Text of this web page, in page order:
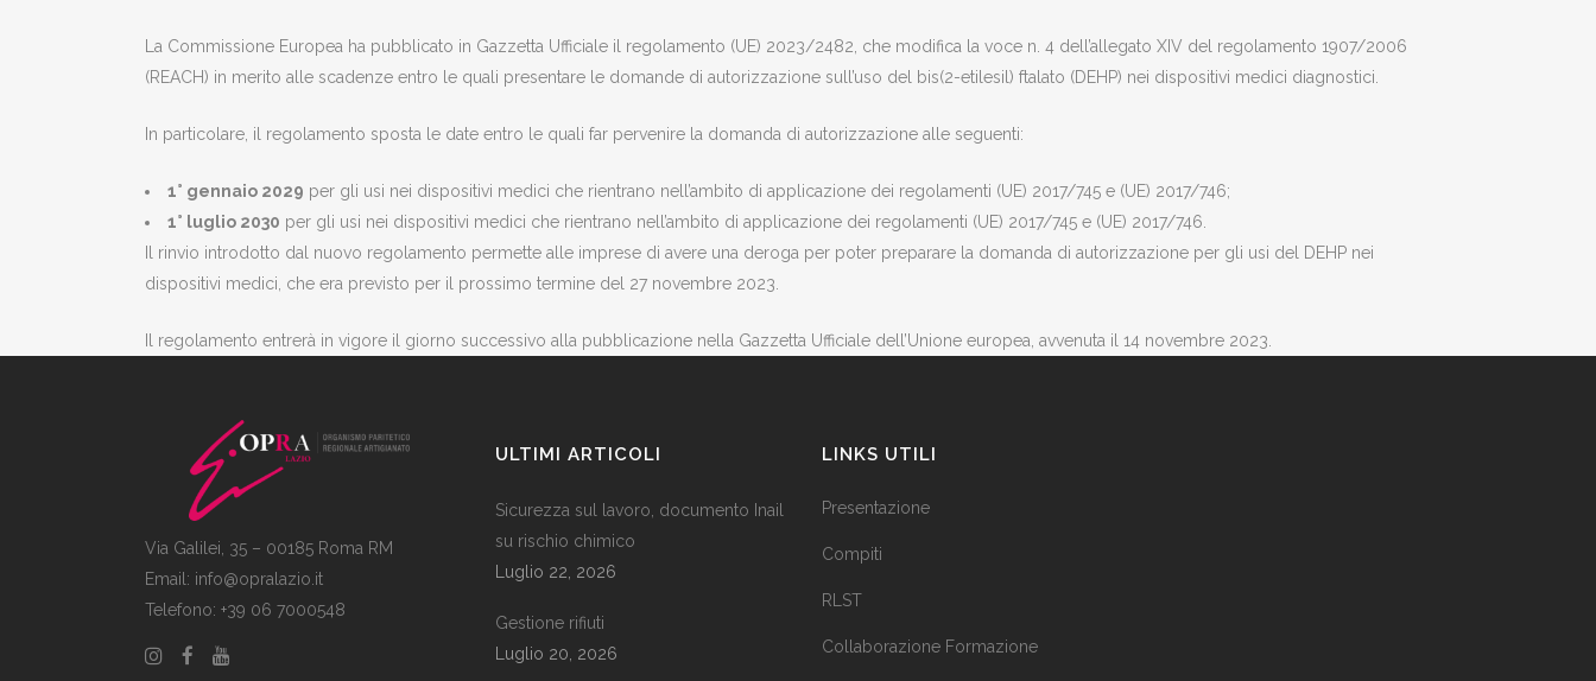
La Commissione Europea ha pubblicato in Gazzetta Ufficiale il regolamento (UE) 2023/2482, che modifica la voce n. 4 dell’allegato XIV del regolamento 1907/2006
(REACH) in merito alle scadenze entro le quali presentare le domande di autorizzazione sull’uso del bis(2-etilesil) ftalato (DEHP) nei dispositivi medici diagnostici.
In particolare, il regolamento sposta le date entro le quali far pervenire la domanda di autorizzazione alle seguenti:
1° gennaio 2029 per gli usi nei dispositivi medici che rientrano nell’ambito di applicazione dei regolamenti (UE) 2017/745 e (UE) 2017/746;
1° luglio 2030 per gli usi nei dispositivi medici che rientrano nell’ambito di applicazione dei regolamenti (UE) 2017/745 e (UE) 2017/746.
Il rinvio introdotto dal nuovo regolamento permette alle imprese di avere una deroga per poter preparare la domanda di autorizzazione per gli usi del DEHP nei
dispositivi medici, che era previsto per il prossimo termine del 27 novembre 2023.
Il regolamento entrerà in vigore il giorno successivo alla pubblicazione nella Gazzetta Ufficiale dell’Unione europea, avvenuta il 14 novembre 2023.
Via Galilei, 35 – 00185 Roma RM
Email: info@opralazio.it
Telefono: +39 06 7000548
ULTIMI ARTICOLI
Sicurezza sul lavoro, documento Inail
su rischio chimico
Luglio 22, 2026
Gestione rifiuti
Luglio 20, 2026
LINKS UTILI
Presentazione
Compiti
RLST
Collaborazione Formazione